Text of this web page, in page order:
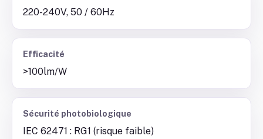
220-240V, 50 / 60Hz
Efficacité
>100lm/W
Sécurité photobiologique
IEC 62471 : RG1 (risque faible)